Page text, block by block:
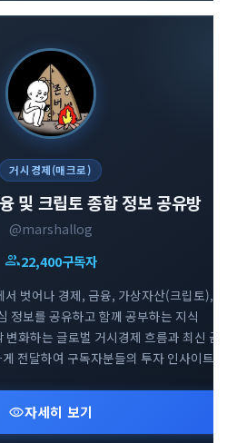
거시경제(매크로)
및 크립토 종합 정보 공유방
@marshallog
group22,400구독자
서 벗어나 경제, 금융, 가상자산(크립토),
정보를 공유하고 함께 공부하는 지식
변화하는 글로벌 거시경제 흐름과 최신 금
전달하여 구독자분들의 투자 인사이트
며 함께 성장하는 것을 지향합니다.
분석을 통해 스마트한 의사결정을 내리고
visibility자세히 보기